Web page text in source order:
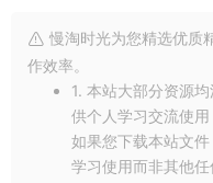
慢淘时光为您精选优质
作效率。
1. 本站大部分资源
供个人学习交流使用
如果您下载本站文件
学习使用而非其他任